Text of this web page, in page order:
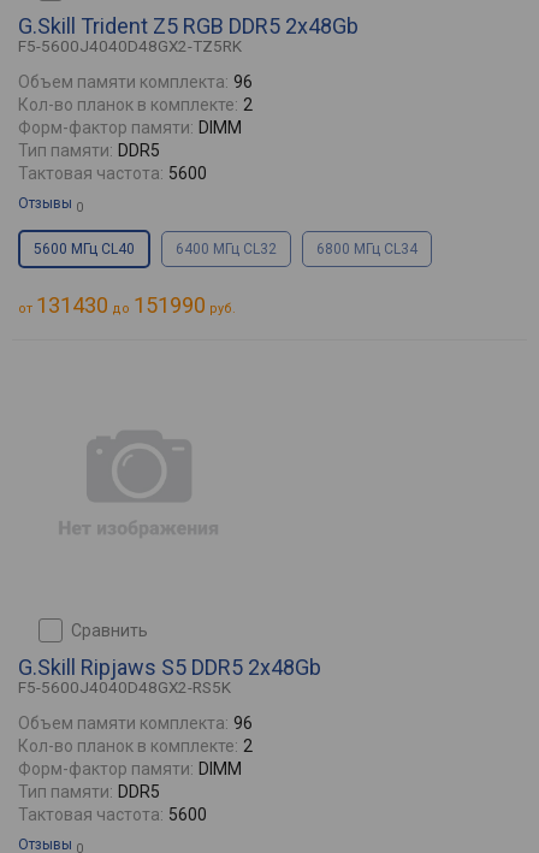
G.Skill Trident Z5 RGB DDR5 2x48Gb
F5-5600J4040D48GX2-TZ5RK
Объем памяти комплекта: 96
Кол-во планок в комплекте: 2
Форм-фактор памяти: DIMM
Тип памяти: DDR5
Тактовая частота: 5600
Отзывы 0
5600 МГц CL40 6400 МГц CL32 6800 МГц CL34
от 131430 до 151990 руб.
сравнить
G.Skill Ripjaws S5 DDR5 2x48Gb
F5-5600J4040D48GX2-RS5K
Объем памяти комплекта: 96
Кол-во планок в комплекте: 2
Форм-фактор памяти: DIMM
Тип памяти: DDR5
Тактовая частота: 5600
Отзывы 0